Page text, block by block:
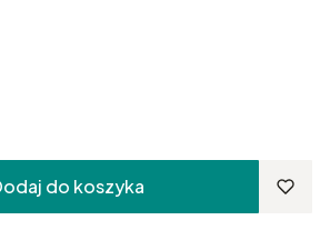
do koszyka